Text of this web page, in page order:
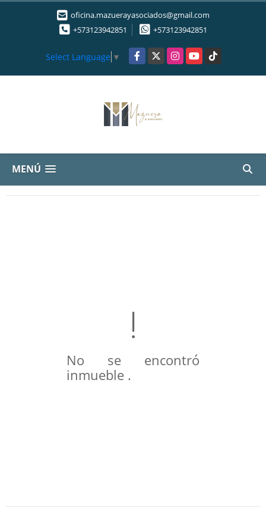
oficina.mazuerayasociados@gmail.com
+573123942851
+573123942851
Select Language ▼ Facebook
X InstagramYouTubeTikTok
MENÚ
No se encontró
inmueble .